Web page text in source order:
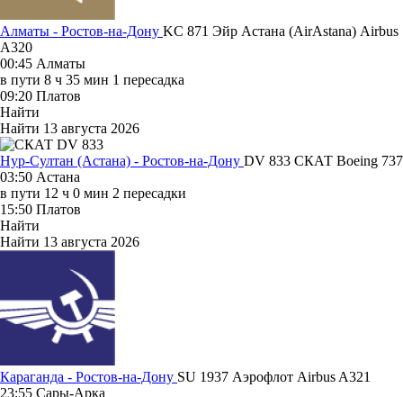
Алматы - Ростов-на-Дону KC 871 Эйр Астана (AirAstana) Airbus
A320
00:45 Алматы
в пути 8 ч 35 мин 1 пересадка
09:20 Платов
Найти
Найти 13 августа 2026
Нур-Султан (Астана) - Ростов-на-Дону DV 833 СКАТ Boeing 737
03:50 Астана
в пути 12 ч 0 мин 2 пересадки
15:50 Платов
Найти
Найти 13 августа 2026
Караганда - Ростов-на-Дону SU 1937 Аэрофлот Airbus A321
23:55 Сары-Арка